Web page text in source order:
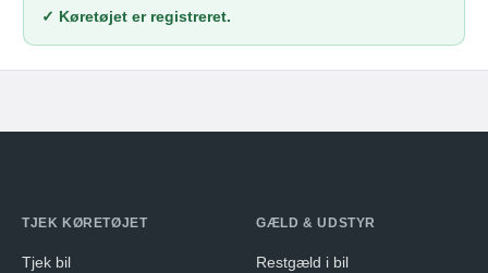
✓ Køretøjet er registreret.
TJEK KØRETØJET
Tjek bil
GÆLD & UDSTYR
Restgæld i bil